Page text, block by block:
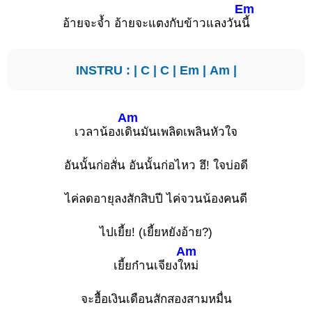
อ้ายจะจ้ำ อ้ายจะแตงกับข้าวแลงวัน
Em
นี้
INSTRU : | C| C| Em | Am |
เวลาน้องเ
Am
ดินมันเพลิดเพลินหัวใจ
อันนั้นก่อสั่น อันนั้นก่อไหว ฮึ! ใจบ่อดี
ไค่ลดอายุลงสักสิบปี ไค่จวนน้องคนดี
ไปเยี้ย! (เยี้ยหยังอ้าย?)
เยี้ยก๋านเจียงใ
Am
หม่
จะฮื้อเงินเดือนสักสองสามหมื่น